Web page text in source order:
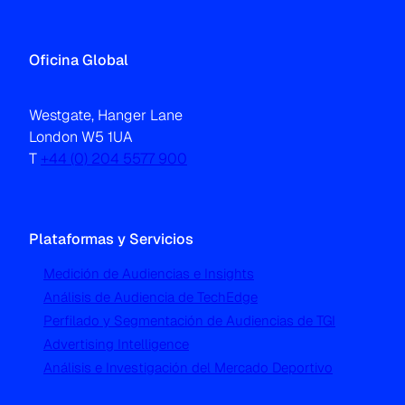
Oficina Global
Westgate, Hanger Lane
London W5 1UA
T +44 (0) 204 5577 900
Plataformas y Servicios
Medición de Audiencias e Insights
Análisis de Audiencia de TechEdge
Perfilado y Segmentación de Audiencias de TGI
Advertising Intelligence
Análisis e Investigación del Mercado Deportivo